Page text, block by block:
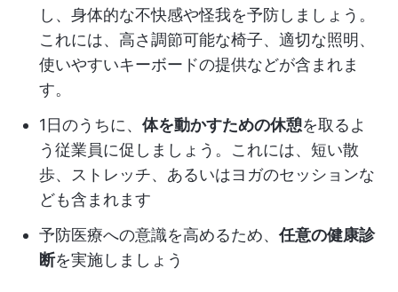
し、身体的な不快感や怪我を予防しましょう。
これには、高さ調節可能な椅子、適切な照明、
使いやすいキーボードの提供などが含まれま
す。
1日のうちに、 体を動かすための休憩を取るよ
う従業員に促しましょう。これには、短い散
歩、ストレッチ、あるいはヨガのセッションな
ども含まれます
予防医療への意識を高めるため、任意の健康診
断を実施しましょう